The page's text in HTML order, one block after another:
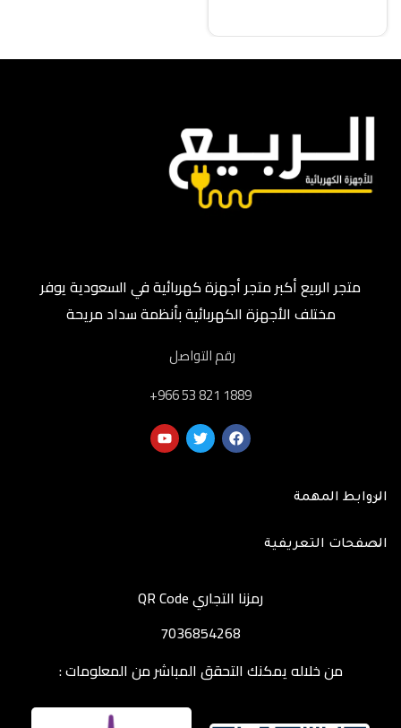
متجر الربيع أكبر متجر أجهزة كهربائية في السعودية يوفر
مختلف الأجهزة الكهربائية بأنظمة سداد مريحة
رقم التواصل
‎+966 53 821 1889
الروابط المهمة
الصفحات التعريفية
رمزنا التجاري QR Code
7036854268
من خلاله يمكنك التحقق المباشر من المعلومات :